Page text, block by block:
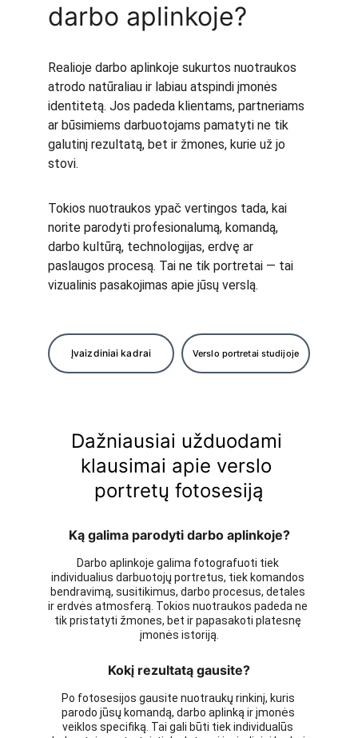
Verslo portretai studijoje
Įvaizdiniai kadrai
darbo aplinkoje?
Realioje darbo aplinkoje sukurtos nuotraukos
atrodo natūraliau ir labiau atspindi įmonės
identitetą. Jos padeda klientams, partneriams
ar būsimiems darbuotojams pamatyti ne tik
galutinį rezultatą, bet ir žmones, kurie už jo
stovi.
Tokios nuotraukos ypač vertingos tada, kai
norite parodyti profesionalumą, komandą,
darbo kultūrą, technologijas, erdvę ar
paslaugos procesą. Tai ne tik portretai — tai
vizualinis pasakojimas apie jūsų verslą.
Dažniausiai užduodami
klausimai apie verslo
portretų fotosesiją
Ką galima parodyti darbo aplinkoje?
Darbo aplinkoje galima fotografuoti tiek
individualius darbuotojų portretus, tiek komandos
bendravimą, susitikimus, darbo procesus, detales
ir erdvės atmosferą. Tokios nuotraukos padeda ne
tik pristatyti žmones, bet ir papasakoti platesnę
įmonės istoriją.
Kokį rezultatą gausite?
Po fotosesijos gausite nuotraukų rinkinį, kuris
parodo jūsų komandą, darbo aplinką ir įmonės
veiklos specifiką. Tai gali būti tiek individualūs